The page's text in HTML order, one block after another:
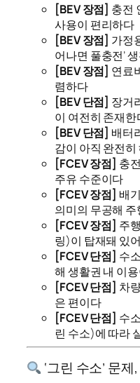
[BEV 장점] 충전
사용이 편리하다
[BEV 장점] 가정
어나면 풀충전’
[BEV 장점] 연료
렴하다
[BEV 단점] 장거
이 여전히 존재한
[BEV 단점] 배터
감이 아직 완전
[FCEV 장점] 충
주유 수준이다
[FCEV 장점] 배
의미의 무공해
[FCEV 장점] 주
링)이 탑재돼 있
[FCEV 단점] 수
해 생활권 내 이
[FCEV 단점] 차
은 편이다
[FCEV 단점] 수
린 수소)에 따라
‘그린 수소’ 문